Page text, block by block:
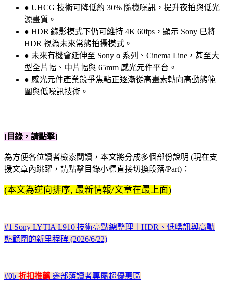
● UHCG 技術可降低約 30% 隨機噪訊，提升夜拍與低光
源畫質。
● HDR 錄影模式下仍可維持 4K 60fps，顯示 Sony 已將
HDR 視為未來常態拍攝模式。
● 未來有機會延伸至 Sony α 系列、Cinema Line，甚至大
型全片幅、中片幅與 65mm 感光元件平台。
● 感光元件產業競爭焦點正逐漸從高畫素轉向高動態範
圍與低噪訊技術。
[目錄，請點擊]
為方便各位讀者檢索閱讀，本文將分成多個部份說明 (現在支
援文章內跳躍，請點擊目錄小標直接切換段落/Part)：
(本文為逆向排序, 最新情報/文章在最上面)
#1 Sony LYTIA L910 技術亮點總整理｜HDR、低噪訊與高動
態範圍的新里程碑 (2026/6/22)
#0b 折扣推薦 鑫部落讀者專屬超優惠區